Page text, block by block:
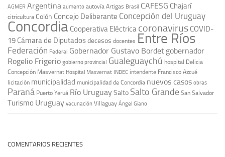
AGMER Argentina aumento autovía Artigas Brasil CAFESG Chajarí
citricultura Colón Concejo Deliberante Concepción del Uruguay
Concordia Cooperativa Eléctrica coronavirus COVID-
19 Cámara de Diputadosdecesos docentes Entre Ríos
Federación Federal Gobernador Gustavo Bordet gobernador
Rogelio Frigerio gobierno provincial Gualeguaychú hospital Delicia
Concepción Masvernat Hospital Masvernat INDEC intendente Francisco Azcué
licitación municipalidad municipalidad de Concordia nuevos casos obras
Paraná Puerto Yeruá Río UruguaySalto Salto Grande San Salvador
Turismo Uruguay vacunación Villaguay Ángel Giano
COMENTARIOS RECIENTES